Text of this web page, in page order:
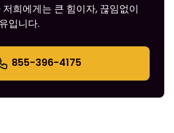
희에게는 큰 힘이자, 끊임없이
입니다.
855-396-4175